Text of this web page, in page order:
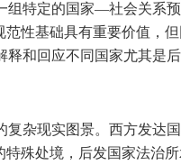
组特定的国家—社会关系
性基础具有重要价值，
和回应不同国家尤其是后
杂现实图景。西方发达
殊处境，后发国家法治